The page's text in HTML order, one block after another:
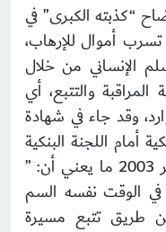
“كذبته الكبرى” في
أموال للإرهاب،
الإنساني من خلال
والتتبع، أي
وقد جاء في شهادة
أمام اللجنة البنكية
للكونجرس في تقريره في 25 سبتمبر 2003 ما يعني أن: ”
في الوقت نفسه السم
طريق تتبع مسيرة